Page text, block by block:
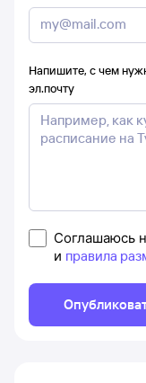
Напишите, с чем
эл.почту
Соглашаюсь
и правила